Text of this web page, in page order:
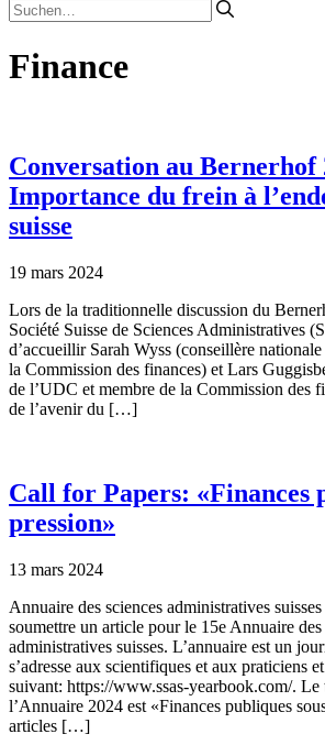
Finance
Conversation au Bernerhof
Importance du frein à
suisse
19 mars 2024
Lors de la traditionnelle discussion du
Société Suisse de Sciences Administratives
d’accueillir Sarah Wyss (conseillère
la Commission des finances) et Lars
de l’UDC et membre de la Commission des
de l’avenir du […]
Call for Papers: «Finances
pression»
13 mars 2024
Annuaire des sciences administratives
soumettre un article pour le 15e Annuaire des
administratives suisses. L’annuaire est un
s’adresse aux scientifiques et aux praticiens
suivant: https://www.ssas-yearbook.com/. Le
l’Annuaire 2024 est «Finances publiques
articles […]